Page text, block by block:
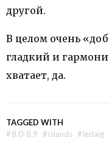
другой.
В целом очень
гладкий и
хватает, да.
TAGGED WITH
#8.0-8.9 #islands #ledaig